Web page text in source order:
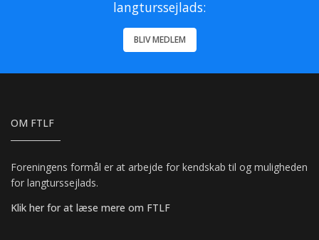
langturssejlads:
BLIV MEDLEM
OM FTLF
Foreningens formål er at arbejde for kendskab til og muligheden
for langturssejlads.
Klik her for at læse mere om FTLF